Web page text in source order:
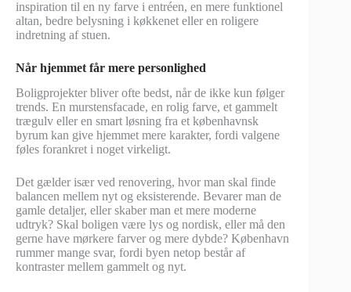
inspiration til en ny farve i entréen, en mere funktionel
altan, bedre belysning i køkkenet eller en roligere
indretning af stuen.
Når hjemmet får mere personlighed
Boligprojekter bliver ofte bedst, når de ikke kun følger
trends. En murstensfacade, en rolig farve, et gammelt
trægulv eller en smart løsning fra et københavnsk
byrum kan give hjemmet mere karakter, fordi valgene
føles forankret i noget virkeligt.
Det gælder især ved renovering, hvor man skal finde
balancen mellem nyt og eksisterende. Bevarer man de
gamle detaljer, eller skaber man et mere moderne
udtryk? Skal boligen være lys og nordisk, eller må den
gerne have mørkere farver og mere dybde? København
rummer mange svar, fordi byen netop består af
kontraster mellem gammelt og nyt.